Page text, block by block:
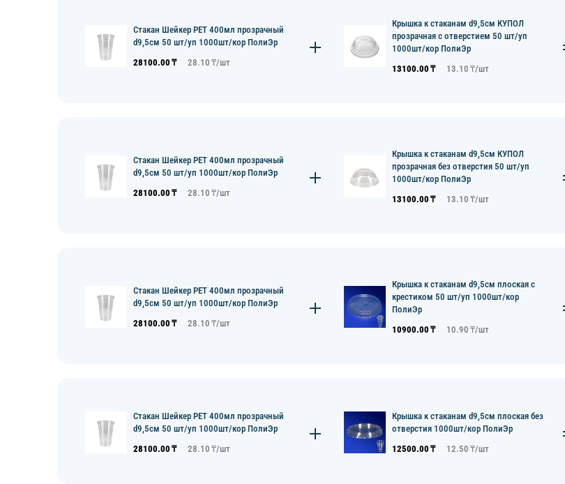
Стакан Шейкер PET 400мл прозрачный
d9,5см 50 шт/уп 1000шт/кор ПолиЭр
28100.00 ₸ 28.10 ₸/шт
Крышка к стаканам d9,5см КУПОЛ
прозрачная с отверстием 50 шт/уп
1000шт/кор ПолиЭр
13100.00 ₸ 13.10 ₸/шт
Стакан Шейкер PET 400мл прозрачный
d9,5см 50 шт/уп 1000шт/кор ПолиЭр
28100.00 ₸ 28.10 ₸/шт
Крышка к стаканам d9,5см КУПОЛ
прозрачная без отверстия 50 шт/уп
1000шт/кор ПолиЭр
13100.00 ₸ 13.10 ₸/шт
Стакан Шейкер PET 400мл прозрачный
d9,5см 50 шт/уп 1000шт/кор ПолиЭр
28100.00 ₸ 28.10 ₸/шт
Крышка к стаканам d9,5см плоская с
крестиком 50 шт/уп 1000шт/кор
ПолиЭр
10900.00 ₸ 10.90 ₸/шт
Стакан Шейкер PET 400мл прозрачный
d9,5см 50 шт/уп 1000шт/кор ПолиЭр
28100.00 ₸ 28.10 ₸/шт
Крышка к стаканам d9,5см плоская без
отверстия 1000шт/кор ПолиЭр
12500.00 ₸ 12.50 ₸/шт